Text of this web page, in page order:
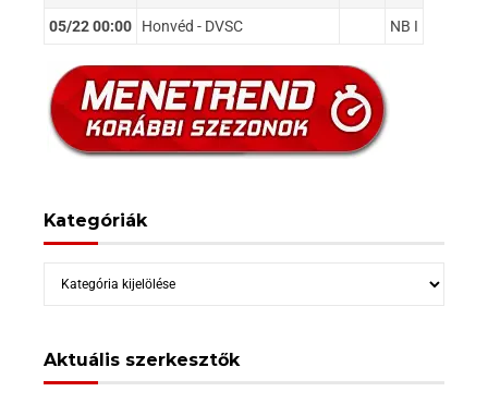
05/22 00:00 Honvéd - DVSC NB I
Kategóriák
Kategóriák
Aktuális szerkesztők